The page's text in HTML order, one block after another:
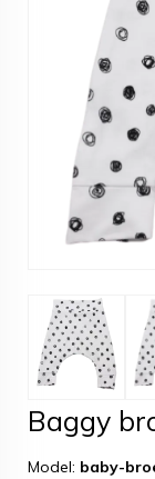
Baggy
Model: baby-